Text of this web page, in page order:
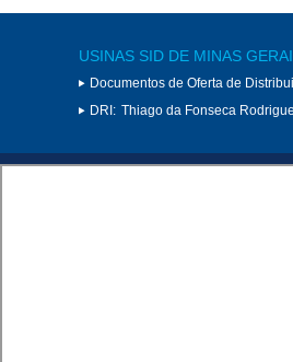
USINAS SID DE MINAS
Documentos de Oferta de
DRI: Thiago da Fonseca